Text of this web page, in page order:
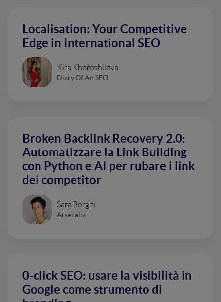
Localisation: Your Competitive
Edge in International SEO
Kira Khoroshilova
Diary Of An SEO
Broken Backlink Recovery 2.0:
Automatizzare la Link Building
con Python e AI per rubare i link
dei competitor
Sara Borghi
Arsenalia
0-click SEO: usare la visibilità in
Google come strumento di